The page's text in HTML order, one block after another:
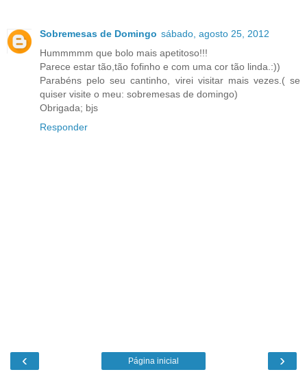
Sobremesas de Domingo sábado, agosto 25, 2012
Hummmmm que bolo mais apetitoso!!!
Parece estar tão,tão fofinho e com uma cor tão linda.:))
Parabéns pelo seu cantinho, virei visitar mais vezes.( se
quiser visite o meu: sobremesas de domingo)
Obrigada; bjs
Responder
‹ ›
Página inicial